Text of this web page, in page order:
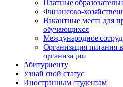
Платные
Финансово-
Вакантные места для
обучающихся
Международное
Организация питания
организации
Абитуриенту
Узнай свой статус
Иностранным студентам